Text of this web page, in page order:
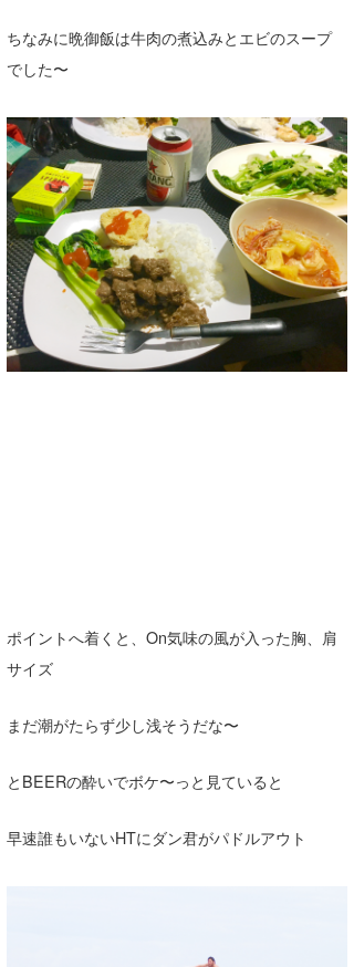
ちなみに晩御飯は牛肉の煮込みとエビのスープ
でした〜
ポイントへ着くと、On気味の風が入った胸、肩
サイズ
まだ潮がたらず少し浅そうだな〜
とBEERの酔いでボケ〜っと見ていると
早速誰もいないHTにダン君がパドルアウト